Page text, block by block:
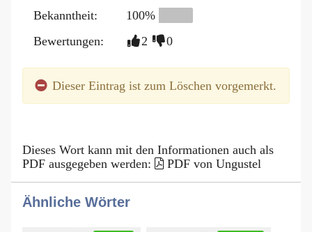
Bekanntheit:
100%
Bewertungen:
2 0
Dieser Eintrag ist zum Löschen vorgemerkt.
Dieses Wort kann mit den Informationen auch als
PDF ausgegeben werden:
PDF von Ungustel
Ähnliche Wörter